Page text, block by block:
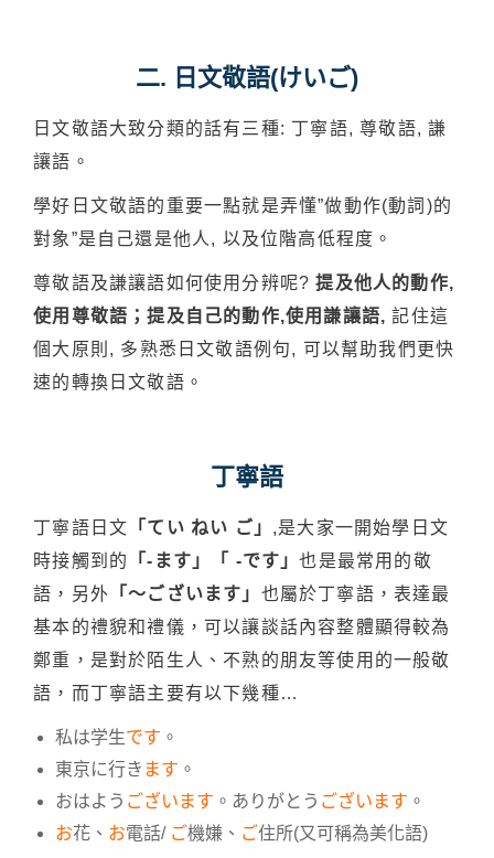
二. 日文敬語(けいご)
日文敬語大致分類的話有三種: 丁寧語, 尊敬語, 謙
讓語。
學好日文敬語的重要一點就是弄懂”做動作(動詞)的
對象”是自己還是他人, 以及位階高低程度。
尊敬語及謙讓語如何使用分辨呢?提及他人的動作,
使用尊敬語；提及自己的動作,使用謙讓語, 記住這
個大原則, 多熟悉日文敬語例句, 可以幫助我們更快
速的轉換日文敬語。
丁寧語
丁寧語日文 「てい ねい ご」 ,是大家一開始學日文
時接觸到的
「-ます」「 -です」也是最常用的敬
語，另外 「～ございます」 也屬於丁寧語，表達最
基本的禮貌和禮儀，可以讓談話內容整體顯得較為
鄭重，是對於陌生人、不熟的朋友等使用的一般敬
語，而丁寧語主要有以下幾種…
私は学生です 。
東京に行き ます 。
おはよう ございます 。ありがとう ございます 。
お花、 お電話/ ご機嫌、 ご住所(又可稱為美化語)